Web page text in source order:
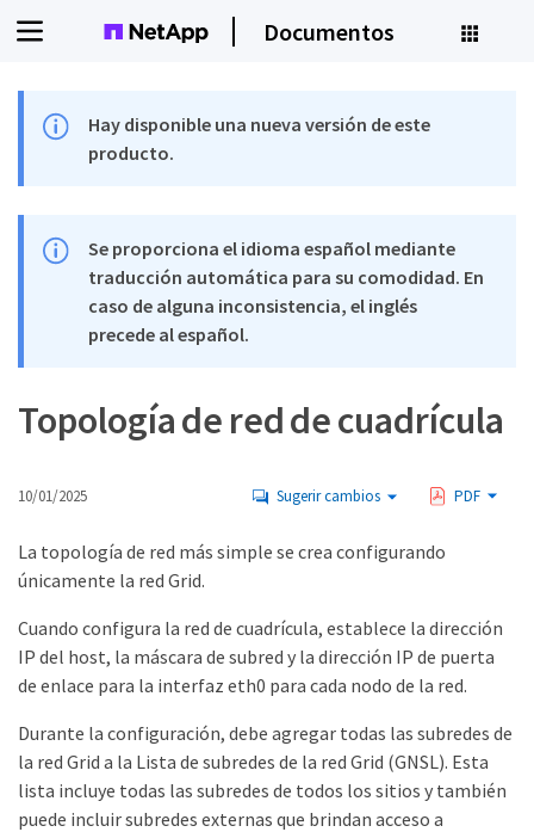
Documentos
Hay disponible una nueva versión de este
producto.
Se proporciona el idioma español mediante
traducción automática para su comodidad. En
caso de alguna inconsistencia, el inglés
precede al español.
Topología de red de cuadrícula
10/01/2025 Sugerir cambios PDF
La topología de red más simple se crea configurando
únicamente la red Grid.
Cuando configura la red de cuadrícula, establece la dirección
IP del host, la máscara de subred y la dirección IP de puerta
de enlace para la interfaz eth0 para cada nodo de la red.
Durante la configuración, debe agregar todas las subredes de
la red Grid a la Lista de subredes de la red Grid (GNSL). Esta
lista incluye todas las subredes de todos los sitios y también
puede incluir subredes externas que brindan acceso a